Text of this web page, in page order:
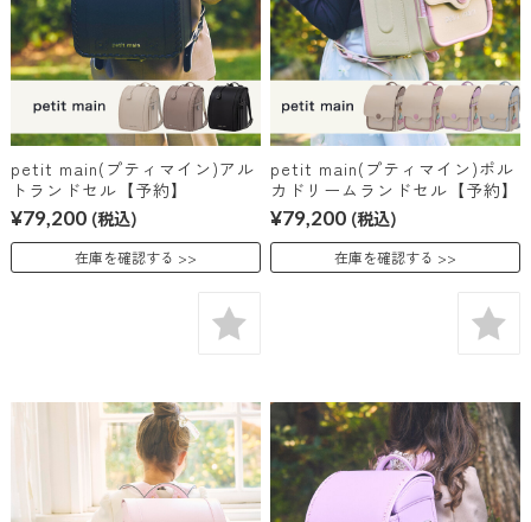
petit main(プティマイン)アル
トランドセル【予約】
¥79,200 (税込)
在庫を確認する
petit main(プティマイン)ポル
カドリームランドセル【予約】
¥79,200 (税込)
在庫を確認する